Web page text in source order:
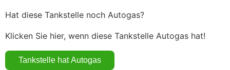
Hat diese Tankstelle noch Autogas?
Klicken Sie hier, wenn diese Tankstelle Autogas hat!